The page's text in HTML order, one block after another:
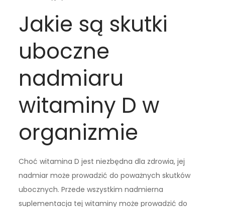
Jakie są skutki
uboczne
nadmiaru
witaminy D w
organizmie
Choć witamina D jest niezbędna dla zdrowia, jej
nadmiar może prowadzić do poważnych skutków
ubocznych. Przede wszystkim nadmierna
suplementacja tej witaminy może prowadzić do